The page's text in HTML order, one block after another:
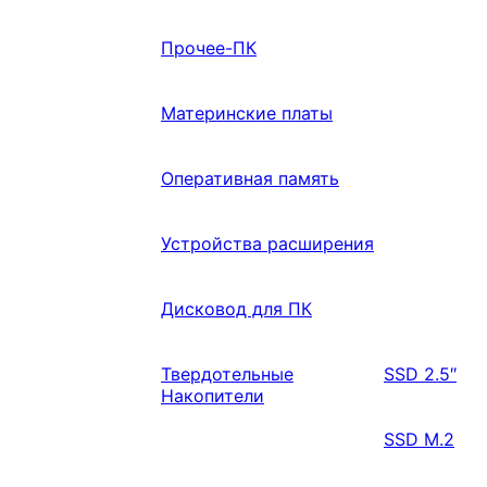
Прочее-ПК
Материнские платы
Оперативная память
Устройства расширения
Дисковод для ПК
Твердотельные
Накопители
SSD 2.5″
SSD M.2